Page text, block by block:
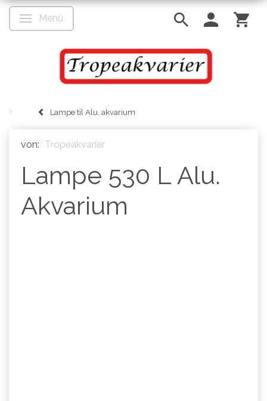
Anzeige ändern
Menü
Lampe til Alu. akvarium
von: Tropeakvarier
Lampe 530 L Alu.
Akvarium